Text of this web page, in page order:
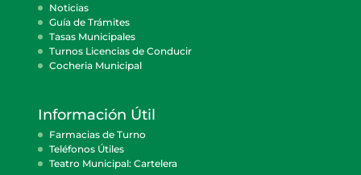
Noticias
Guía de Trámites
Tasas Municipales
Turnos Licencias de Conducir
Cocheria Municipal
Información Útil
Farmacias de Turno
Teléfonos Útiles
Teatro Municipal: Cartelera